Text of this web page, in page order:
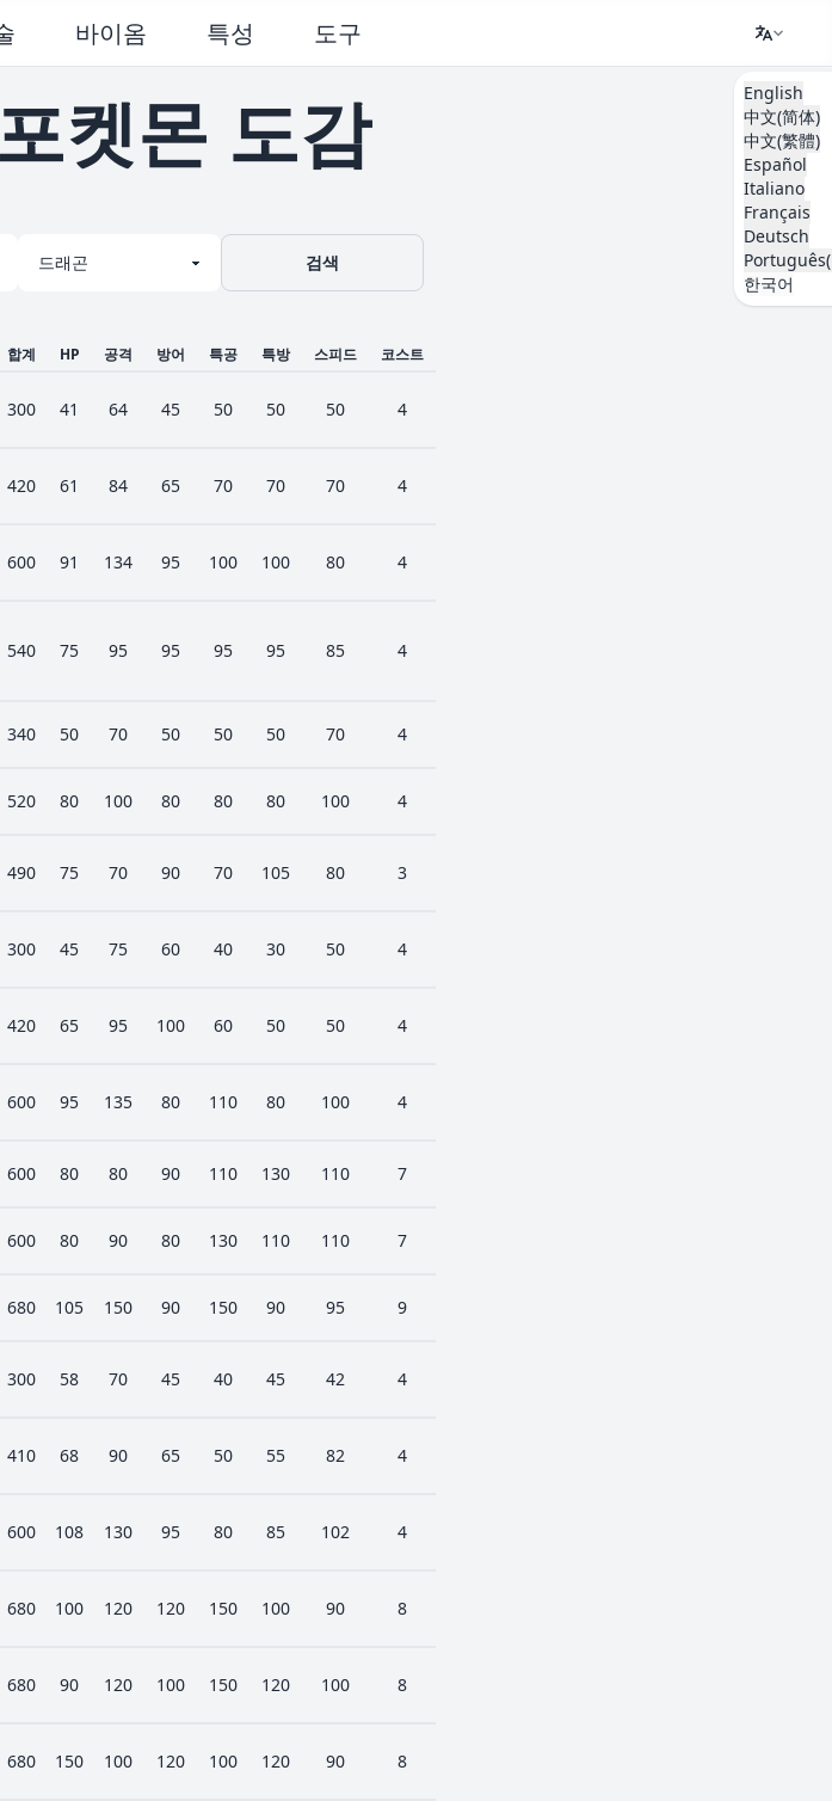
바이옴 특성 도구
English
中文(简体)
中文(繁體)
Español
Italiano
Français
Deutsch
한국어
켓몬 도감
검색
합계 HP 공격 방어 특공 특방 스피드 코스트
300 41 64 45 50 50 50 4
420 61 84 65 70 70 70 4
600 91 134 95 100 100 80 4
540 75 95 95 95 95 85 4
340 50 70 50 50 50 70 4
520 80 100 80 80 80 100 4
490 75 70 90 70 105 80 3
300 45 75 60 40 30 50 4
420 65 95 100 60 50 50 4
600 95 135 80 110 80 100 4
600 80 80 90 110 130 110 7
600 80 90 80 130 110 110 7
680 105 150 90 150 90 95 9
300 58 70 45 40 45 42 4
410 68 90 65 50 55 82 4
600 108 130 95 80 85 102 4
680 100 120 120 150 100 90 8
680 90 120 100 150 120 100 8
680 150 100 120 100 120 90 8